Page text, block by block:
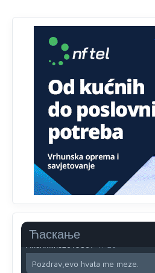
Ћаскање
pusti ih ciganija...pocetkom
Radovana i Ratka kaki su oni
besjedi znam ja dobro sta je bilo
Анонимно2810587
11:13
Proguglajte
Анонимно2810587
11:21
O kako su cudni lvi ljudi,uzeli bi
svima fajem,radujem se tudjoj
na iso ce mjesto leci!
Анонимно2810587
11:24
Pozdrav,evo hvata me meze.